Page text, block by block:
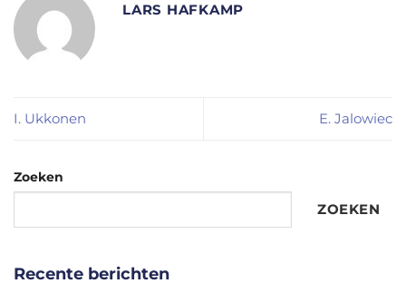
LARS HAFKAMP
I. Ukkonen E. Jalowiec
Zoeken
ZOEKEN
Recente berichten